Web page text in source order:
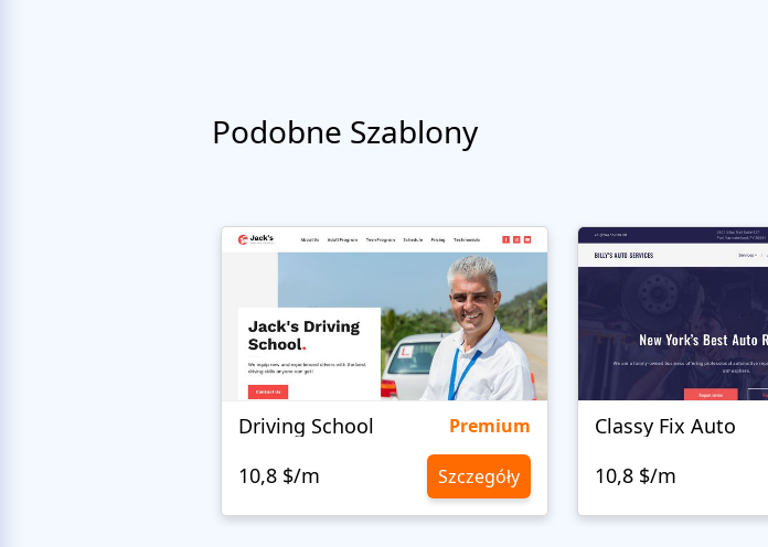
Podobne Szablony
Driving School Premium
10,8 $/m Szczegóły
Classy Fix Auto
10,8 $/m